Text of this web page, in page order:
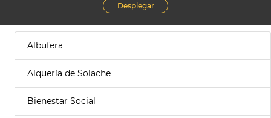
Desplegar
Albufera
Alquería de Solache
Bienestar Social